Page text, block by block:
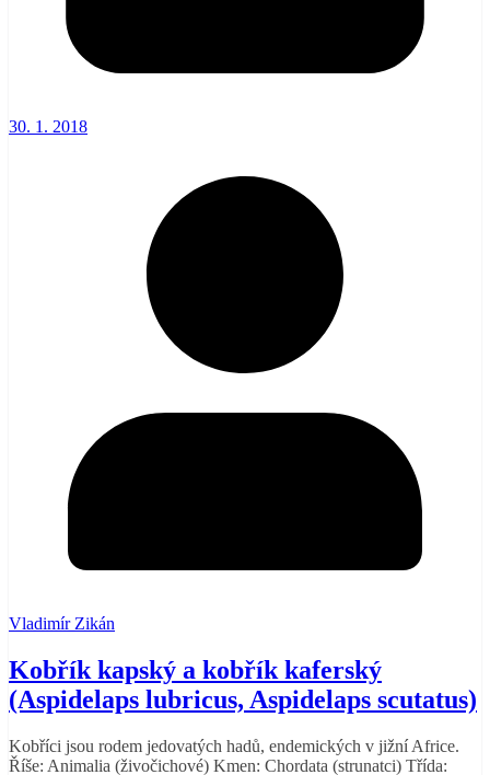
30. 1. 2018
Vladimír Zikán
Kobřík kapský a kobřík kaferský
(Aspidelaps lubricus, Aspidelaps scutatus)
Kobříci jsou rodem jedovatých hadů, endemických v jižní Africe.
Říše: Animalia (živočichové) Kmen: Chordata (strunatci) Třída: